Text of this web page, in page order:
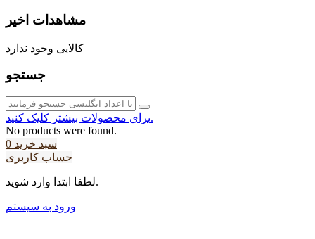
مشاهدات اخیر
کالایی وجود ندارد
جستجو
برای محصولات بیشتر کلیک کنید.
No products were found.
سبد خرید 0
حساب کاربری
لطفا ابتدا وارد شوید.
ورود به سیستم